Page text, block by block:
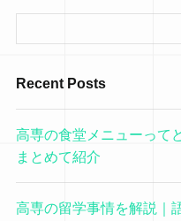
Recent Posts
高専の食堂メニューって
まとめて紹介
高専の留学事情を解説｜